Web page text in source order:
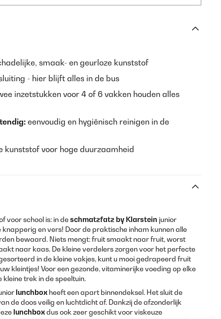
smaak- en geurloze kunststof
- hier blijft alles in de bus
inzetstukken voor 4 of 6 vakken houden alles
eenvoudig en hygiënisch reinigen in de
kunststof voor hoge duurzaamheid
voor school is: in deschmatzfatz by Klarstein junior
en vers! Door de praktische inham kunnen alle
bewaard. Niets mengt: fruit smaakt naar fruit, worst
naar kaas. De kleine verdelers zorgen voor het perfecte
in de kleine vakjes, kunt u mooi gedrapeerd fruit
kleintjes! Voor een gezonde, vitaminerijke voeding op elke
trek in de speeltuin.
lunchbox heeft een apart binnendeksel. Het sluit de
de doos veilig en luchtdicht af. Dankzij de afzonderlijk
lunchboxdus ook zeer geschikt voor viskeuze